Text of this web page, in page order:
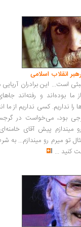
اسلامی
برادران آریایی ما و
و رفته‌اند جاهای
کسی نداریم از ما انتقاد
می‌خواست در گرجستان
پیش آقای خامنه‌ای، من
رو میندازم... به شرطی که
...